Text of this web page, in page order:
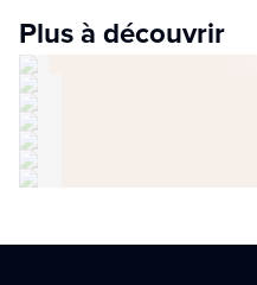
Plus à découvrir